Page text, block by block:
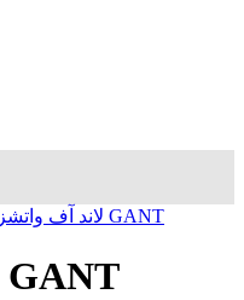
لاند آف واتشز ساعة معصم غانت GANT
ساعة معصم غانت GANT